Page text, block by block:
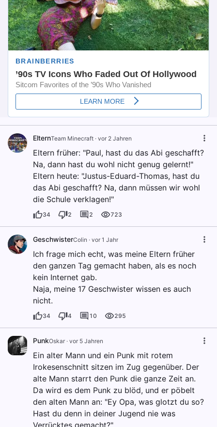
ElternTeam Minecraft · vor 2 Jahren
Eltern früher: "Paul, hast du das Abi geschafft?
Na, dann hast du wohl nicht genug gelernt!"
Eltern heute: "Justus-Eduard-Thomas, hast du
das Abi geschafft? Na, dann müssen wir wohl
die Schule verklagen!"
34 2 2 723
GeschwisterColin · vor 1 Jahr
Ich frage mich echt, was meine Eltern früher
den ganzen Tag gemacht haben, als es noch
kein Internet gab.
Naja, meine 17 Geschwister wissen es auch
nicht.
34 4 10 295
PunkOskar · vor 5 Jahren
Ein alter Mann und ein Punk mit rotem
Irokesenschnitt sitzen im Zug gegenüber. Der
alte Mann starrt den Punk die ganze Zeit an.
Da wird es dem Punk zu blöd, und er pöbelt
den alten Mann an: "Ey Opa, was glotzt du so?
Hast du denn in deiner Jugend nie was